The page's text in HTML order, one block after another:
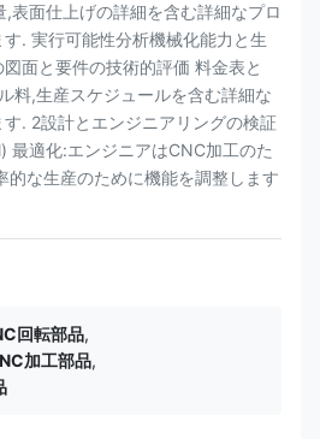
表面仕上げの詳細を含む詳細なプロ
. 実行可能性分析機械化能力と生
面と要件の技術的評価 料金表と
料,生産スケジュールを含む詳細な
. 2設計とエンジニアリングの検証
最適化:エンジニアはCNC加工のた
的な生産のために機能を調整します
回転部品,
加工部品,